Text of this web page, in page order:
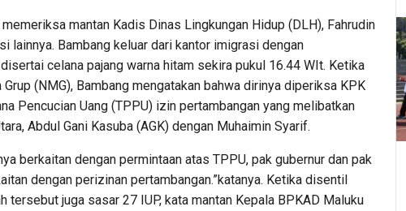
mantan Kadis Dinas Lingkungan Hidup (DLH), Fahrudin
lainnya. Bambang keluar dari kantor imigrasi dengan
celana pajang warna hitam sekira pukul 16.44 WIt. Ketika
(NMG), Bambang mengatakan bahwa dirinya diperiksa KPK
Pencucian Uang (TPPU) izin pertambangan yang melibatkan
Abdul Gani Kasuba (AGK) dengan Muhaimin Syarif.
berkaitan dengan permintaan atas TPPU, pak gubernur dan pak
dengan perizinan pertambangan.”katanya. Ketika disentil
tersebut juga sasar 27 IUP, kata mantan Kepala BPKAD Maluku